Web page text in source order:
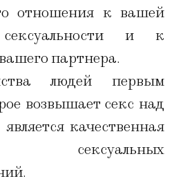
отношения к вашей
сексуальности и к
партнера.
людей первым
возвышает секс над
качественная